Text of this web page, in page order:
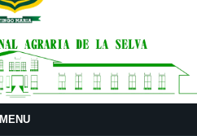
MENU